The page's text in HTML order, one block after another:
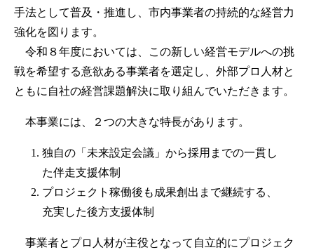
手法として普及・推進し、市内事業者の持続的な経営力
強化を図ります。
令和８年度においては、この新しい経営モデルへの挑
戦を希望する意欲ある事業者を選定し、外部プロ人材と
ともに自社の経営課題解決に取り組んでいただきます。
本事業には、２つの大きな特長があります。
独自の「未来設定会議」から採用までの一貫し
た伴走支援体制
プロジェクト稼働後も成果創出まで継続する、
充実した後方支援体制
事業者とプロ人材が主役となって自立的にプロジェク